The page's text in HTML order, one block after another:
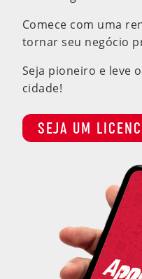
Comece com uma
tornar seu negócio
Seja pioneiro e leve
cidade!
SEJA UM